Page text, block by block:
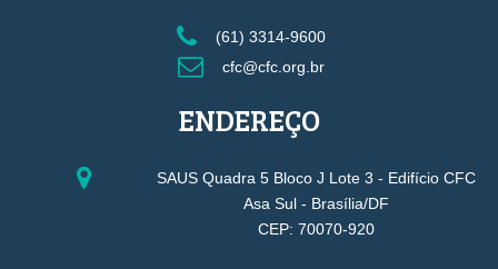
(61) 3314-9600
cfc@cfc.org.br
ENDEREÇO
SAUS Quadra 5 Bloco J Lote 3 - Edifício CFC
Asa Sul - Brasília/DF
CEP: 70070-920